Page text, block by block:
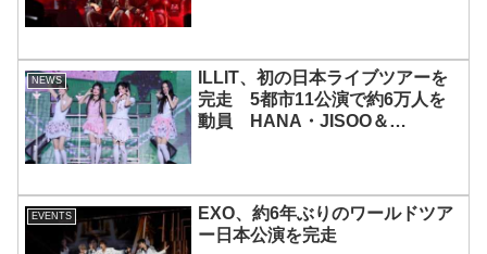
NEWS
ILLIT、初の日本ライブツアーを
完走 5都市11公演で約6万人を
動員 HANA・JISOO＆
EVENTS
EXO、約6年ぶりのワールドツア
ー日本公演を完走